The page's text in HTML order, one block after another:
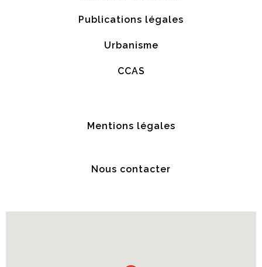
Publications légales
Urbanisme
CCAS
Mentions légales
Nous contacter